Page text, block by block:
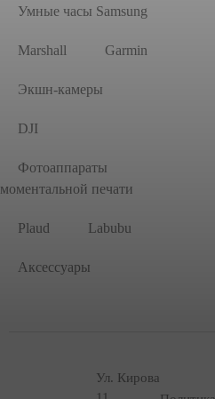
Умные часы Samsung
Marshall Garmin
Экшн-камеры
DJI
Фотоаппараты
моментальной печати
Plaud Labubu
Аксессуары
Ул. Кирова